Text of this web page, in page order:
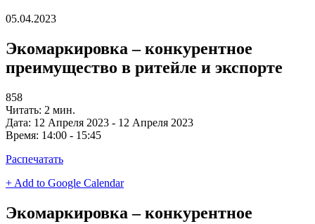
05.04.2023
Экомаркировка – конкурентное
преимущество в ритейле и экспорте
858
Читать: 2 мин.
Дата: 12 Апреля 2023 - 12 Апреля 2023
Время: 14:00 - 15:45
Распечатать
+ Add to Google Calendar
Экомаркировка – конкурентное